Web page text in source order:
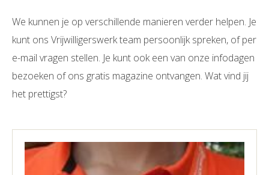
We kunnen je op verschillende manieren verder helpen. Je
kunt ons Vrijwilligerswerk team persoonlijk spreken, of per
e-mail vragen stellen. Je kunt ook een van onze infodagen
bezoeken of ons gratis magazine ontvangen. Wat vind jij
het prettigst?